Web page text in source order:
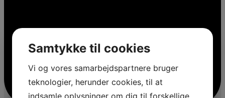
Samtykke til cookies
Vi og vores samarbejdspartnere bruger
teknologier, herunder cookies, til at
indsamle oplysninger om dig til forskellige